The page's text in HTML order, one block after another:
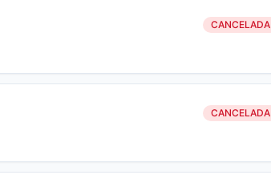
CANCELADA
CANCELADA